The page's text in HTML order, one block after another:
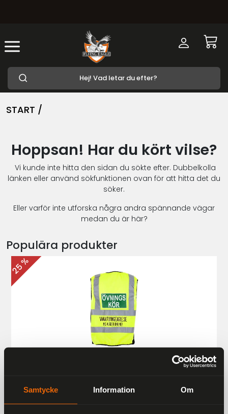
Samtycke Information Om
START /
Hoppsan! Har du kört vilse?
Vi kunde inte hitta den sidan du sökte efter. Dubbelkolla
länken eller använd sökfunktionen ovan för att hitta det du
söker.
Eller varför inte utforska några andra spännande vägar
medan du är här?
Populära produkter
25 %
187 kr
249 kr